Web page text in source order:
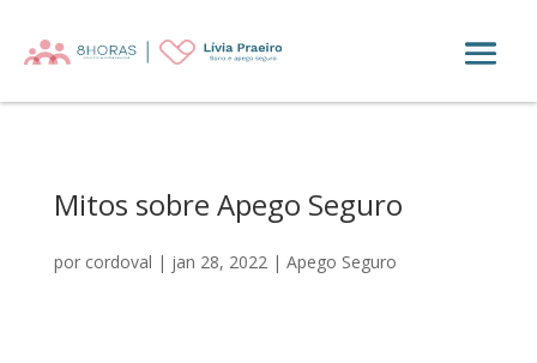
Mitos sobre Apego Seguro
por cordoval | jan 28, 2022| Apego Seguro